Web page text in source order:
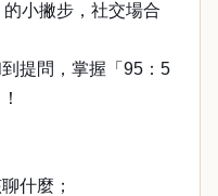
小撇步，社交場合
提問，掌握「95：5
什麼；